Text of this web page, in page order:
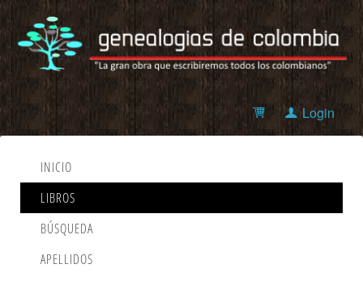
Login
INICIO
LIBROS
BÚSQUEDA
APELLIDOS